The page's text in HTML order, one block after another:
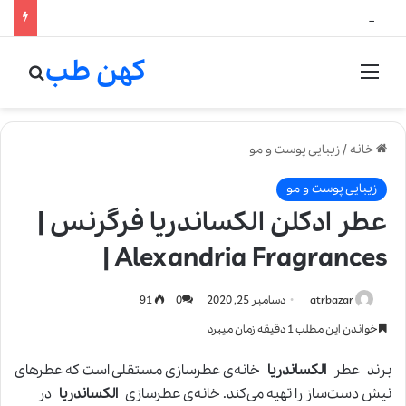
منو کهن طب
خانه/زیبایی پوست و مو
زیبایی پوست و مو
عطر ادکلن الکساندریا فرگرنس |
Alexandria Fragrances |
atrbazar دسامبر 25, 2020 0
خواندن این مطلب 1 دقیقه زمان میبرد
برند عطر الکساندریا خانه‌ی عطرسازی مستقلی است که عطرهای
نیش دست‌ساز را تهیه می‌کند. خانه‌ی عطرسازی الکساندریا در